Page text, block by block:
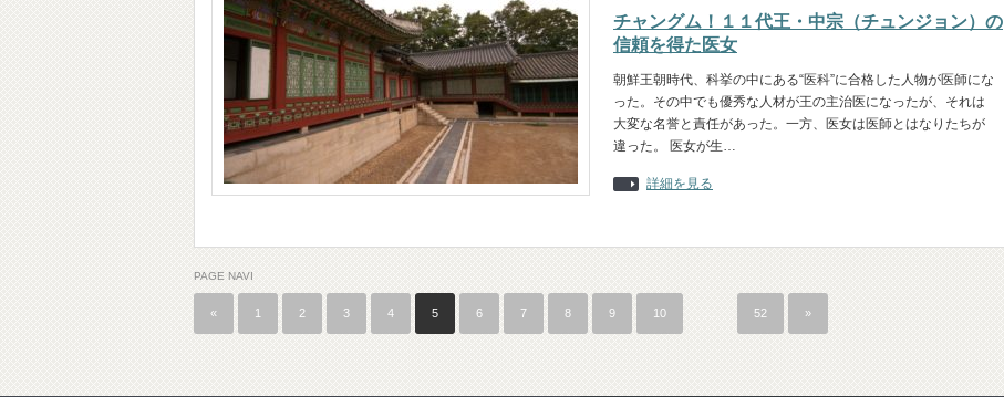
チャングム！１１代王・中宗（チュンジョン）の
信頼を得た医女
朝鮮王朝時代、科挙の中にある“医科”に合格した人物が医師にな
った。その中でも優秀な人材が王の主治医になったが、それは
大変な名誉と責任があった。一方、医女は医師とはなりたちが
違った。 医女が生…
詳細を見る
PAGE NAVI
« 1 2 3 4 5 6 7 8 9 10 52 »